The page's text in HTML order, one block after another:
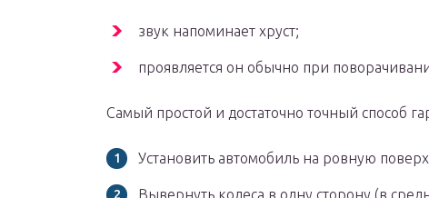
звук напоминает хруст;
проявляется он обычно при
Самый простой и достаточно точный способ
Установить автомобиль на ровную
Вывернуть колеса в одну сторону (в